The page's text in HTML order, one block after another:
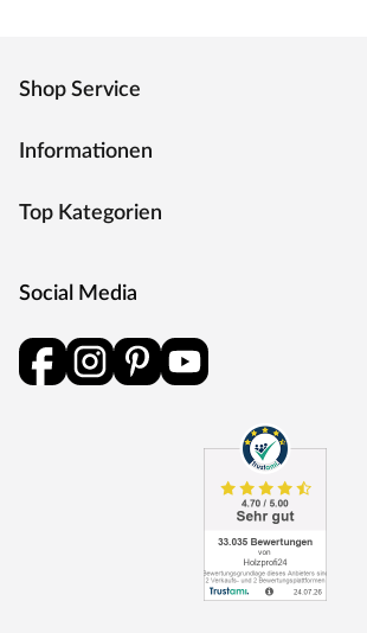
Shop Service
Informationen
Top Kategorien
Social Media